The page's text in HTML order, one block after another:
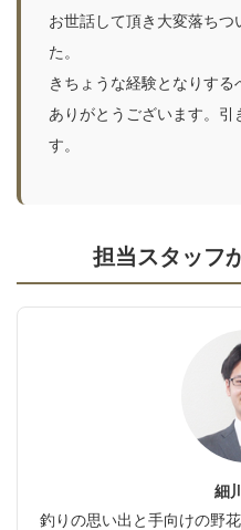
お世話して頂き大変落ちつ
た。
きちょうな経験となりする
ありがとうございます。引
す。
担当スタッフ
細
釣りの思い出と手向けの野